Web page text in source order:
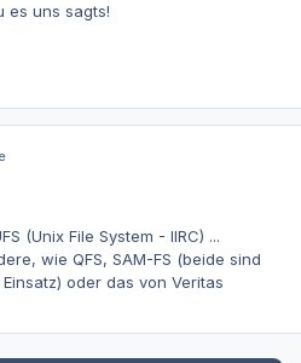
es uns sagts!
(Unix File System - IIRC) ...
wie QFS, SAM-FS (beide sind
oder das von Veritas